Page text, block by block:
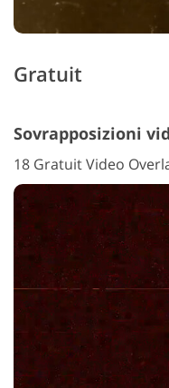
Gratuit
Sovrapposizioni
18 Gratuit Video